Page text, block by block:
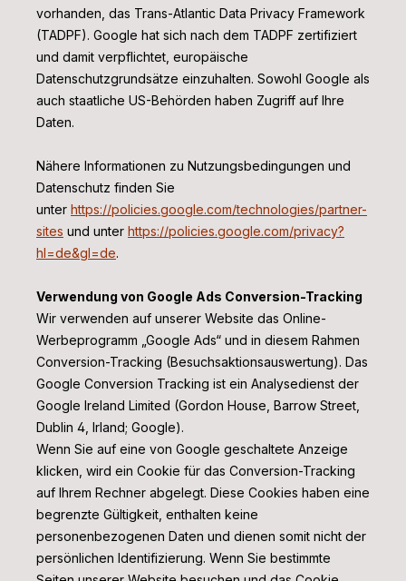
vorhanden, das Trans-Atlantic Data Privacy Framework
(TADPF). Google hat sich nach dem TADPF zertifiziert
und damit verpflichtet, europäische
Datenschutzgrundsätze einzuhalten. Sowohl Google als
auch staatliche US-Behörden haben Zugriff auf Ihre
Daten.
Nähere Informationen zu Nutzungsbedingungen und
Datenschutz finden Sie
unter https://policies.google.com/technologies/partner-
sites und unter https://policies.google.com/privacy?
hl=de&gl=de.
Verwendung von Google Ads Conversion-Tracking
Wir verwenden auf unserer Website das Online-
Werbeprogramm „Google Ads“ und in diesem Rahmen
Conversion-Tracking (Besuchsaktionsauswertung). Das
Google Conversion Tracking ist ein Analysedienst der
Google Ireland Limited (Gordon House, Barrow Street,
Dublin 4, Irland; Google).
Wenn Sie auf eine von Google geschaltete Anzeige
klicken, wird ein Cookie für das Conversion-Tracking
auf Ihrem Rechner abgelegt. Diese Cookies haben eine
begrenzte Gültigkeit, enthalten keine
personenbezogenen Daten und dienen somit nicht der
persönlichen Identifizierung. Wenn Sie bestimmte